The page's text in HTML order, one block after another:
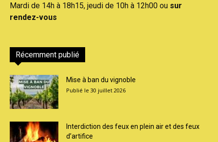
Mardi de 14h à 18h15, jeudi de 10h à 12h00 ou sur
rendez-vous
Récemment publié
Mise à ban du vignoble
30 juillet 2026
Interdiction des feux en plein air et des feux
d’artifice